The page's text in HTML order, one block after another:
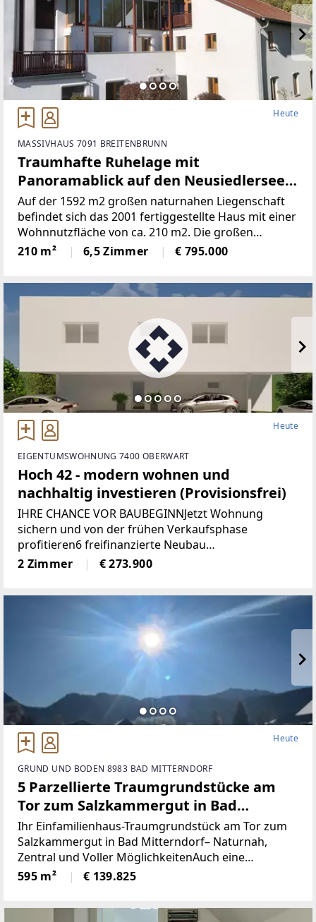
Heute
MASSIVHAUS 7091 BREITENBRUNN
Traumhafte Ruhelage mit
Panoramablick auf den Neusiedlersee
(Provisionsfrei)
Auf der 1592 m2 großen naturnahen Liegenschaft
befindet sich das 2001 fertiggestellte Haus mit einer
Wohnnutzfläche von ca. 210 m2. Die großen
Fensterspenden viel Tageslicht und ermöglichen auf
mehreren Ebenen einenaußergewöhnlichen Blick
210 m² 6,5 Zimmer € 795.000
Heute
EIGENTUMSWOHNUNG 7400 OBERWART
Hoch 42 - modern wohnen und
nachhaltig investieren (Provisionsfrei)
IHRE CHANCE VOR BAUBEGINNJetzt Wohnung
sichern und von der frühen Verkaufsphase
profitieren6 freifinanzierte Neubau
EigentumswohnungenWohnungsgrößen von ca. 50
m² bis 68 m²Alle Wohnungen sind entweder mit
2 Zimmer € 273.900
Heute
GRUND UND BODEN 8983 BAD MITTERNDORF
5 Parzellierte Traumgrundstücke am
Tor zum Salzkammergut in Bad
Mitterndorf - naturnah, zentral und
voller Möglichkeiten (Provisionsfrei)
Ihr Einfamilienhaus-Traumgrundstück am Tor zum
Salzkammergut in Bad Mitterndorf– Naturnah,
Zentral und Voller MöglichkeitenAuch eine
touristische Vermietung ist nach Absprache mit der
Gemeinde möglich.Die Loipe und Therme
595 m² € 139.825